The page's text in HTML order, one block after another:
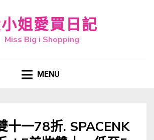
姐愛買日記
Miss Big i Shopping
MENU
十一78折. SPACENK